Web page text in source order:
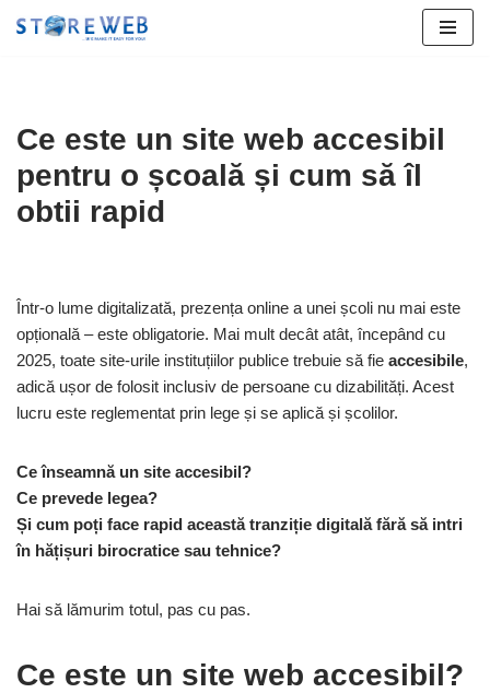
Ce este un site web accesibil
pentru o școală și cum să îl
obtii rapid
Într-o lume digitalizată, prezența online a unei școli nu mai este
opțională – este obligatorie. Mai mult decât atât, începând cu
2025, toate site-urile instituțiilor publice trebuie să fie accesibile,
adică ușor de folosit inclusiv de persoane cu dizabilități. Acest
lucru este reglementat prin lege și se aplică și școlilor.
Ce înseamnă un site accesibil?
Ce prevede legea?
Și cum poți face rapid această tranziție digitală fără să intri
în hățișuri birocratice sau tehnice?
Hai să lămurim totul, pas cu pas.
Ce este un site web accesibil?